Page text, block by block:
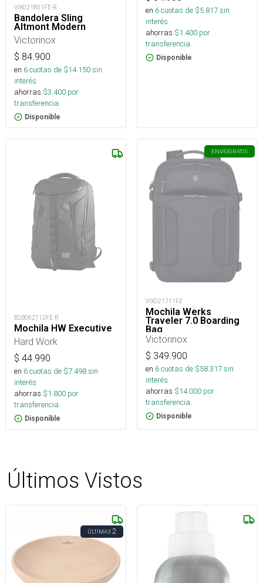
VIX021801FE-R
Bandolera Sling
Altmont Modern
Victorinox
$ 84.900
en 6cuotas de $14.150sin
interés
ahorras $3.400 por
transferencia.
Disponible
en 6cuotas de $5.817sin
interés
ahorras $1.400 por
transferencia.
Disponible
B2B062712FE-R
Mochila HW Executive
Hard Work
$ 44.990
en 6cuotas de $7.498sin
interés
ahorras $1.800 por
transferencia.
Disponible
ENVÍOGRATIS
VIX021711FE
Mochila Werks
Traveler 7.0 Boarding
Bag
Victorinox
$ 349.900
en 6cuotas de $58.317sin
interés
ahorras $14.000 por
transferencia.
Disponible
Últimos Vistos
ÚLTIMAS2